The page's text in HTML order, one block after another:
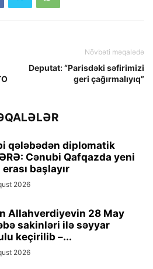
Növbəti məqalədə
Deputat: “Parisdəki səfirimizi
geri çağırmalıyıq”
qələbədən diplomatik
Cənubi Qafqazda yeni
başlayır
2026
Allahverdiyevin 28 May
sakinləri ilə səyyar
keçirilib –...
2026